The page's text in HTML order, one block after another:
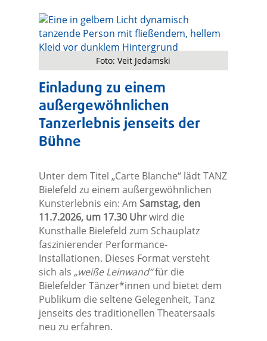
Foto: Veit Jedamski
Einladung zu einem
außergewöhnlichen
Tanzerlebnis jenseits der
Bühne
Unter dem Titel „Carte Blanche“ lädt TANZ
Bielefeld zu einem außergewöhnlichen
Kunsterlebnis ein: Am Samstag, den
11.7.2026, um 17.30 Uhrwird die
Kunsthalle Bielefeld zum Schauplatz
faszinierender Performance-
Installationen. Dieses Format versteht
sich als „weiße Leinwand“für die
Bielefelder Tänzer*innen und bietet dem
Publikum die seltene Gelegenheit, Tanz
jenseits des traditionellen Theatersaals
neu zu erfahren.